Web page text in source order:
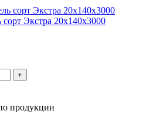
Экстра 20х140х3000
+